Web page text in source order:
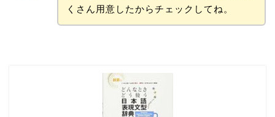
くさん用意したからチェックしてね。